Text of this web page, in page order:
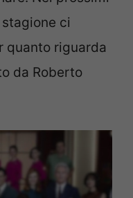
ci
quanto riguarda
da Roberto